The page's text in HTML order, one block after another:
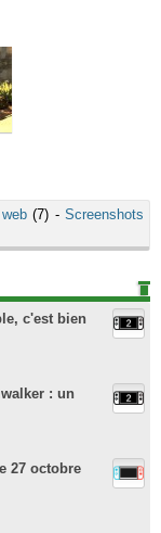
(7) -Screenshots
c'est bien
: un
27 octobre